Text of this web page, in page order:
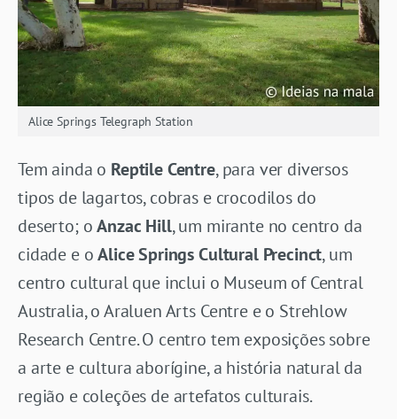
Alice Springs Telegraph Station
Tem ainda o Reptile Centre, para ver diversos
tipos de lagartos, cobras e crocodilos do
deserto; oAnzac Hill, um mirante no centro da
cidade e oAlice Springs Cultural Precinct, um
centro cultural que inclui o Museum of Central
Australia, o Araluen Arts Centre e o Strehlow
Research Centre. O centro tem exposições sobre
a arte e cultura aborígine, a história natural da
região e coleções de artefatos culturais.